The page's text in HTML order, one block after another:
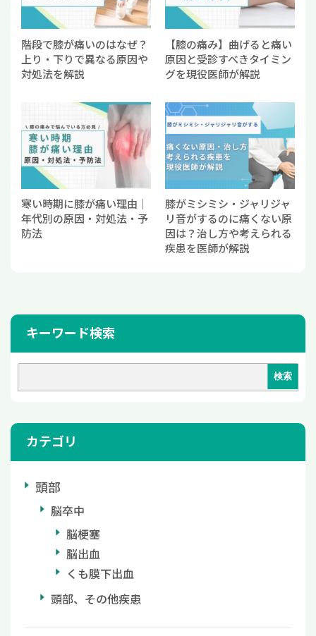
階段で膝が痛いのはなぜ？
上り・下りで異なる原因や
対処法を解説
【膝の痛み】曲げると痛い
原因と受診すべきタイミン
グを現役医師が解説
寒い時期に膝が痛い理由｜
年代別の原因・対処法・予
防法
膝がミシミシ・ジャリジャ
リ音がするのに痛くない原
因は？治し方や考えられる
疾患を医師が解説
キーワード検索
カテゴリ
頭部
脳卒中
脳梗塞
脳出血
くも膜下出血
頭部、その他疾患